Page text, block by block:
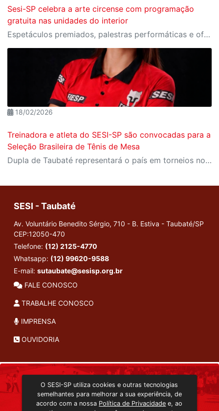
Sesi-SP celebra a arte circense com programação
gratuita nas unidades do interior
Espetáculos premiados, palestras performáticas e oficinas de palhaçaria feminina em cidades como Campinas, Taubaté e Santos.
18/02/2026
Treinadora e atleta do SESI-SP são convocadas para a
Seleção Brasileira de Tênis de Mesa
Dupla de Taubaté representará o país em torneios no Paraguai e nos Estados Unidos em 2026
SESI - Taubaté
Av. Voluntário Benedito Sérgio, 710 - B. Estiva - Taubaté/SP
CEP:12050-470
Telefone: (12) 2125-4770
Whatsapp: (12) 99620-9588
E-mail: sutaubate@sesisp.org.br
FALE CONOSCO
TRABALHE CONOSCO
IMPRENSA
OUVIDORIA
TRANSMISSÃO ON-LINE
EDITORA SESI-SP
O SESI-SP utiliza cookies e outras tecnologias
semelhantes para melhorar a sua experiência, de
acordo com a nossa Política de Privacidade e, ao